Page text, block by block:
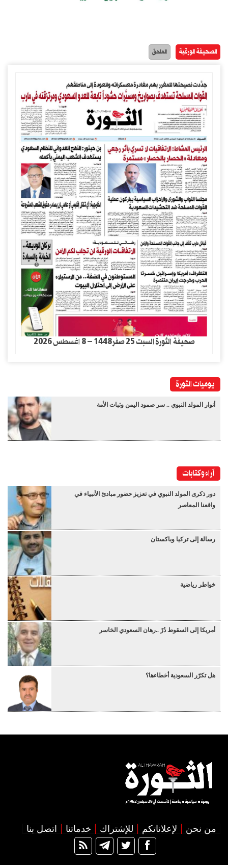
الصحيفة الورقية الملحق
صحيفة الثورة السبت 25 صفر1448 – 8 اغسطس 2026
يوميات الثورة
أنوار المولد النبوي .. سر صمود اليمن وثبات الأمة
آراء وكتابات
دور ذكرى المولد النبوي في تعزيز حضور مبادئ الأنبياء في
واقعنا المعاصر
رسالة إلى تركيا وباكستان
خواطر رياضية
أمريكا إلى السقوط دُرْ ..رهان السعودي الخاسر
هل تكرّر السعودية أخطاءها؟
من نحن لإعلاناتكم للإشتراك خدماتنا اتصل بنا